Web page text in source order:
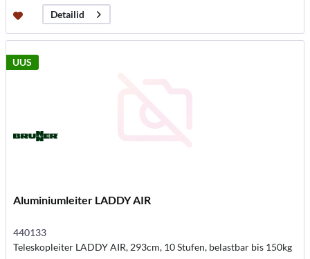
Detailid
UUS
Aluminiumleiter LADDY AIR
440133
Teleskopleiter LADDY AIR, 293cm, 10 Stufen, belastbar bis 150kg